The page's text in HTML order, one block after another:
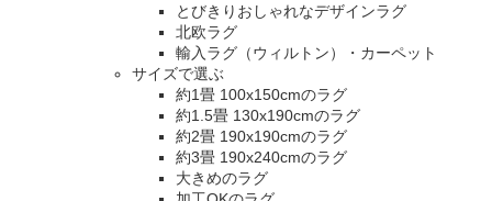
とびきりおしゃれなデザインラグ
北欧ラグ
輸入ラグ（ウィルトン）・カーペット
サイズで選ぶ
約1畳 100x150cmのラグ
約1.5畳 130x190cmのラグ
約2畳 190x190cmのラグ
約3畳 190x240cmのラグ
大きめのラグ